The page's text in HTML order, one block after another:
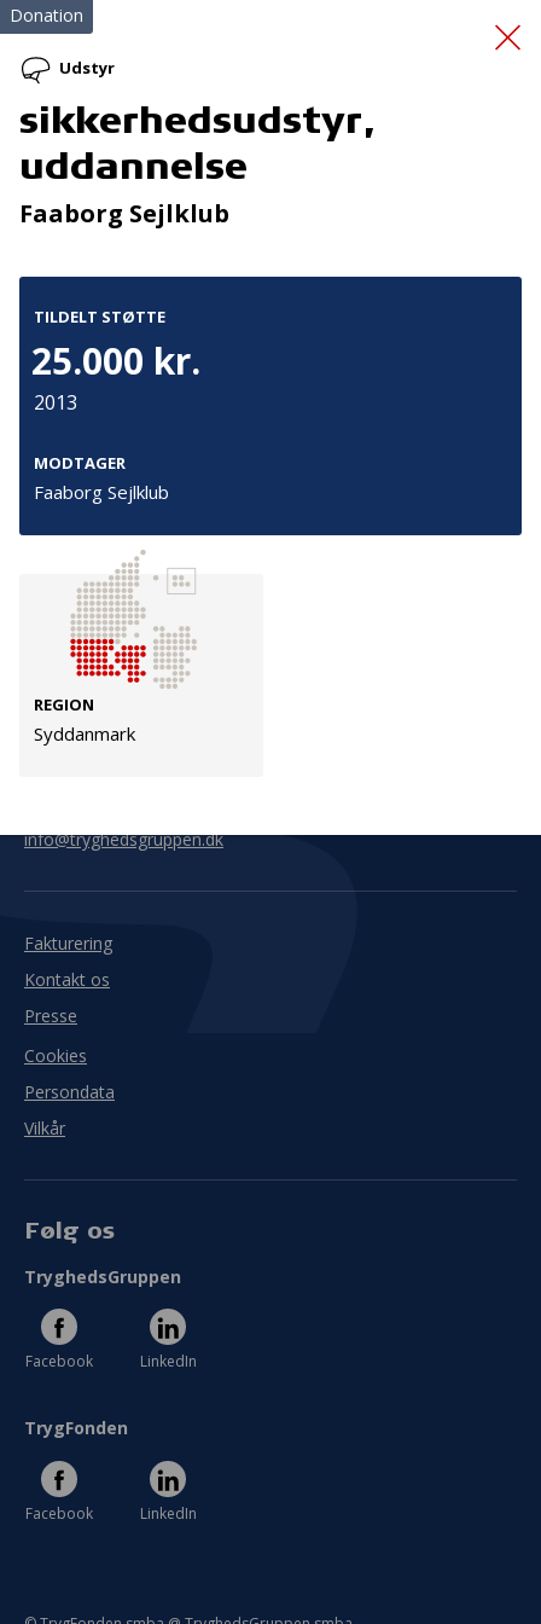
Indkøb af Paro
Donation
Udstyr
sikkerhedsudstyr,
uddannelse
Faaborg Sejlklub
TILDELT STØTTE
25.000 kr.
2013
MODTAGER
Faaborg Sejlklub
REGION
Syddanmark
Tilmeld nyhedsbrev
De seneste nyheder om TrygFondens og TryghedsGruppens
Tilmeld
Kontakt
TrygFonden
45 26 08 00
info@trygfonden.dk
info@tryghedsgruppen.dk
Fakturering
Kontakt os
Presse
Cookies
Persondata
Vilkår
Følg os
TryghedsGruppen
Facebook LinkedIn
TrygFonden
Facebook LinkedIn